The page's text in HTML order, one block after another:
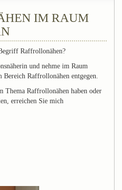
IM RAUM
Raffrollonähen?
und nehme im Raum
Raffrollonähen entgegen.
Thema Raffrollonähen haben oder
erreichen Sie mich